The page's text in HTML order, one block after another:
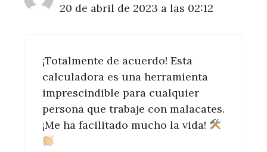
20 de abril de 2023 a las 02:12
¡Totalmente de acuerdo! Esta
calculadora es una herramienta
imprescindible para cualquier
persona que trabaje con malacates.
¡Me ha facilitado mucho la vida!